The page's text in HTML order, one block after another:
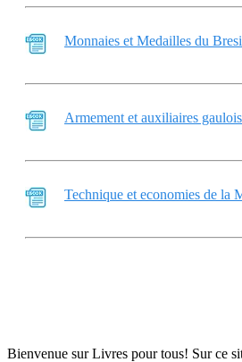
Monnaies et Medailles du
Armement et auxiliaires
Technique et economies de la
Bienvenue sur Livres pour tous! Sur ce